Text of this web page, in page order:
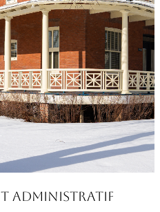
Administratif